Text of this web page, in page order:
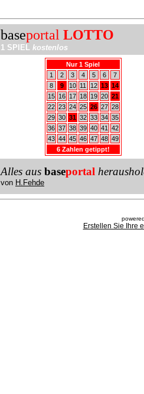
baseportal LOTTO
1 SPIEL kostenlos
Nur 1 Spiel
1
2 3 4 5 6
7
8
9 10 11 12 13 14
15
16 17 18 19 20 21
22 23 24 25 26 27 28
29 30 31 32 33 34 35
36 37 38 39 40 41
42
43 44 45 46 47 48 49
6 Zahlen getippt!
Alles aus baseportal
von H.Fehde
Erstellen Sie Ihre